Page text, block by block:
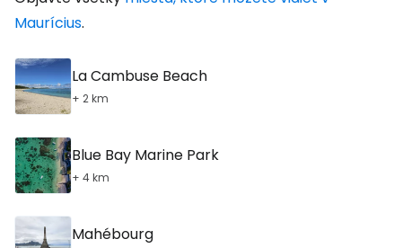
Maurícius.
La Cambuse Beach
+ 2 km
Blue Bay Marine Park
+ 4 km
Mahébourg